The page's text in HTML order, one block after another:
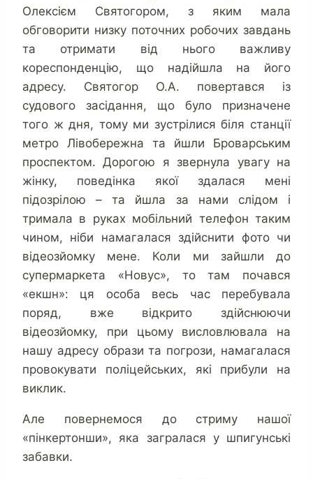
Олексієм Святогором, з яким мала
обговорити низку поточних робочих завдань
та отримати від нього важливу
кореспонденцію, що надійшла на його
адресу. Святогор О.А. повертався із
судового засідання, що було призначене
того ж дня, тому ми зустрілися біля станції
метро Лівобережна та йшли Броварським
проспектом. Дорогою я звернула увагу на
жінку, поведінка якої здалася мені
підозрілою – та йшла за нами слідом і
тримала в руках мобільний телефон таким
чином, ніби намагалася здійснити фото чи
відеозйомку мене. Коли ми зайшли до
супермаркета «Новус», то там почався
«екшн»: ця особа весь час перебувала
поряд, вже відкрито здійснюючи
відеозйомку, при цьому висловлювала на
нашу адресу образи та погрози, намагалася
провокувати поліцейських, які прибули на
виклик.
Але повернемося до стриму нашої
«пінкертонши», яка загралася у шпигунські
забавки.